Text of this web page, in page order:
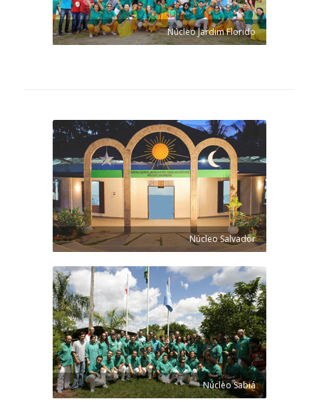
Núcleo Jardim Florido
Núcleo Salvador
Núcleo Sabiá